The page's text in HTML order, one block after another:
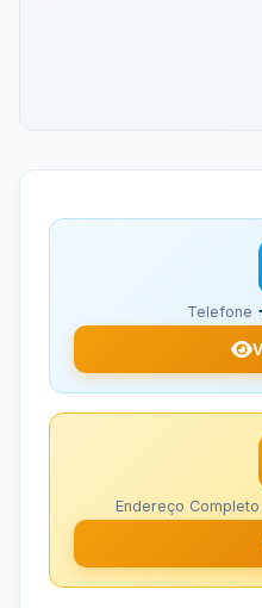
Telefone
Endereço Completo